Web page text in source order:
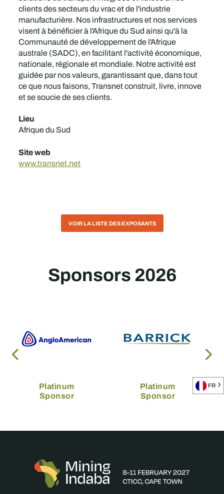
clients des secteurs du vrac et de l'industrie
manufacturière. Nos infrastructures et nos services
visent à bénéficier à l'Afrique du Sud ainsi qu'à la
Communauté de développement de l'Afrique
australe (SADC), en facilitant l'activité économique,
nationale, régionale et mondiale. Notre activité est
guidée par nos valeurs, garantissant que, dans tout
ce que nous faisons, Transnet construit, livre, innove
et se soucie de ses clients.
Lieu
Afrique du Sud
Site web
www.transnet.net
VOIR LA LISTE DES EXPOSANTS
Sponsors 2026
Platinum
Sponsor
Platinum
Sponsor
FR